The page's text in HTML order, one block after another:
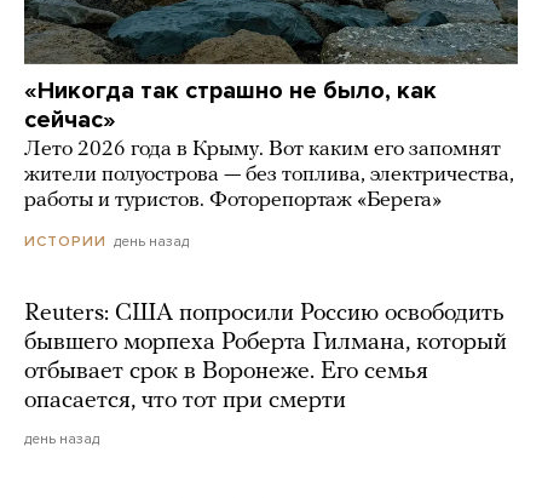
«Никогда так страшно не было, как
сейчас»
Лето 2026 года в Крыму. Вот каким его запомнят
жители полуострова — без топлива, электричества,
работы и туристов. Фоторепортаж «Берега»
ИСТОРИИ день назад
Reuters: США попросили Россию освободить
бывшего морпеха Роберта Гилмана, который
отбывает срок в Воронеже. Его семья
опасается, что тот при смерти
день назад